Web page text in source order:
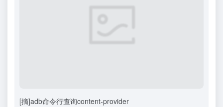
[摘]adb命令行查询content-provider